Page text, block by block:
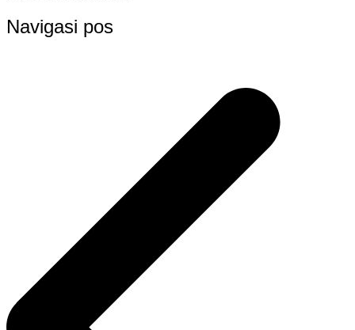
Navigasi pos